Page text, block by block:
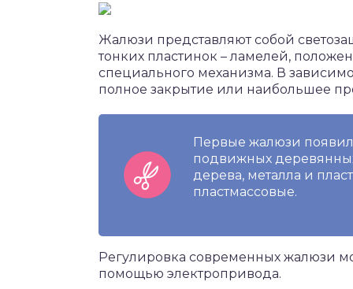
Жалюзи представляют собой
тонких пластинок – ламелей,
специального механизма. В
полное закрытие или наибольшее
Первые жалюзи
подвижных
дерева, металла и
пластмассовые.
Регулировка современных жалюзи
помощью электропривода.